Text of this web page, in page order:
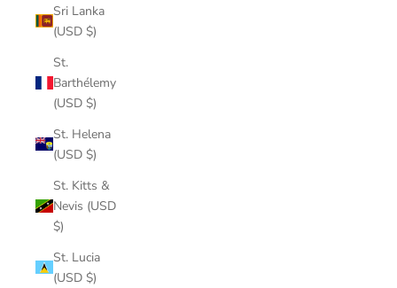
Sri Lanka
(USD $)
St.
Barthélemy
(USD $)
St. Helena
(USD $)
St. Kitts &
Nevis (USD
$)
St. Lucia
(USD $)